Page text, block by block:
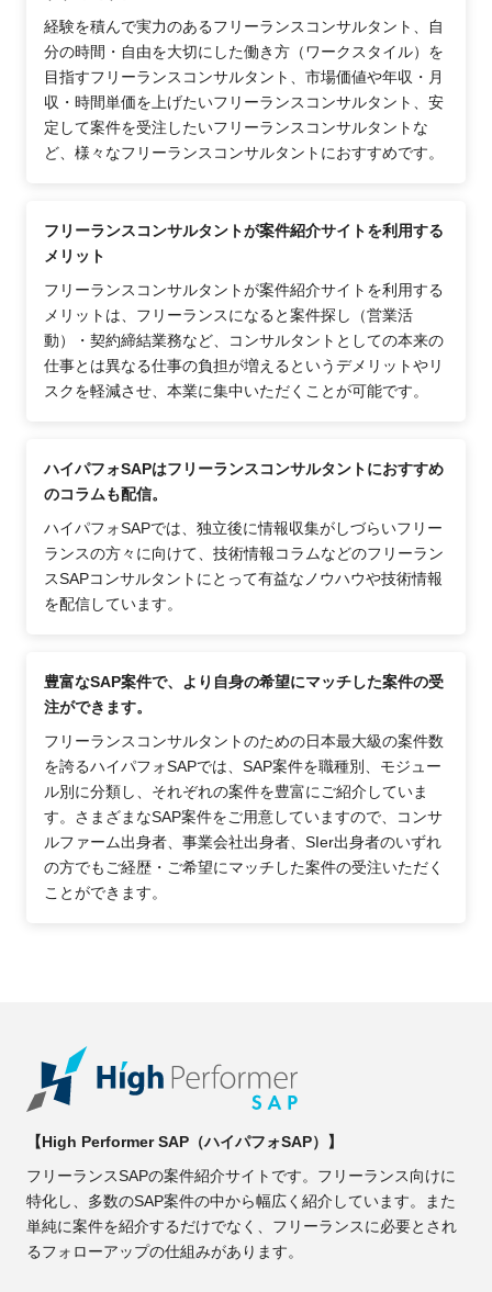
経験を積んで実力のあるフリーランスコンサルタント、自
分の時間・自由を大切にした働き方（ワークスタイル）を
目指すフリーランスコンサルタント、市場価値や年収・月
収・時間単価を上げたいフリーランスコンサルタント、安
定して案件を受注したいフリーランスコンサルタントな
ど、様々なフリーランスコンサルタントにおすすめです。
フリーランスコンサルタントが案件紹介サイトを利用する
メリット
フリーランスコンサルタントが案件紹介サイトを利用する
メリットは、フリーランスになると案件探し（営業活
動）・契約締結業務など、コンサルタントとしての本来の
仕事とは異なる仕事の負担が増えるというデメリットやリ
スクを軽減させ、本業に集中いただくことが可能です。
ハイパフォSAPはフリーランスコンサルタントにおすすめ
のコラムも配信。
ハイパフォSAPでは、独立後に情報収集がしづらいフリー
ランスの方々に向けて、技術情報コラムなどのフリーラン
スSAPコンサルタントにとって有益なノウハウや技術情報
を配信しています。
豊富なSAP案件で、より自身の希望にマッチした案件の受
注ができます。
フリーランスコンサルタントのための日本最大級の案件数
を誇るハイパフォSAPでは、SAP案件を職種別、モジュー
ル別に分類し、それぞれの案件を豊富にご紹介していま
す。さまざまなSAP案件をご用意していますので、コンサ
ルファーム出身者、事業会社出身者、SIer出身者のいずれ
の方でもご経歴・ご希望にマッチした案件の受注いただく
ことができます。
【High Performer SAP（ハイパフォSAP）】
フリーランスSAPの案件紹介サイトです。フリーランス向けに
特化し、多数のSAP案件の中から幅広く紹介しています。また
単純に案件を紹介するだけでなく、フリーランスに必要とされ
るフォローアップの仕組みがあります。